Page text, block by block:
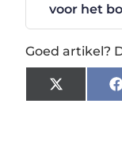
voor het
Goed artikel?
X
(Twitter)